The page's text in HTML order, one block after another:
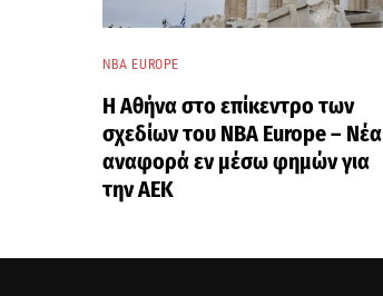
NBA EUROPE
Η Αθήνα στο επίκεντρο των
σχεδίων του NBA Europe – Νέα
αναφορά εν μέσω φημών για
την ΑΕΚ